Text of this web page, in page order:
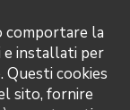
comportare la
e installati per
cookies
sito, fornire
- 13:30 • 17:30 -